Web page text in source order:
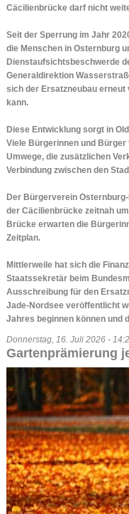
Cäcilienbrücke darf nicht
Seit der Sperrung im Jahr
die Menschen in Osternburg
Dienstaufsichtsbeschwerde
Generaldirektion
sich der Ersatzneubau
kann.
Diese Entwicklung sorgt in
Viele Bürgerinnen und
Umwege, die zusätzlichen
Verbindung zwischen den
Der Bürgerverein
der Cäcilienbrücke zeitnah
Brücke erwarten die
Zeitplan.
Mittlerweile hat sich die
Staatssekretär beim
Ausschreibung für den
Jade-Nordsee veröffentlicht
Jahres beginnen können und
Donnerstag, 16. Juli 2026 -
Gartenprämierung